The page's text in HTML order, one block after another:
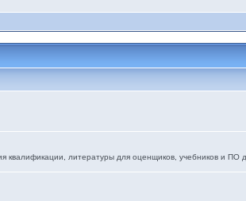
квалификации, литературы для оценщиков, учебников и ПО